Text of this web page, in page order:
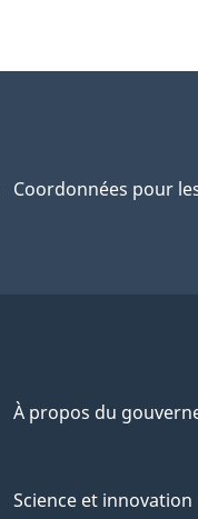
Coordonnées pour
À propos du
Science et innovation